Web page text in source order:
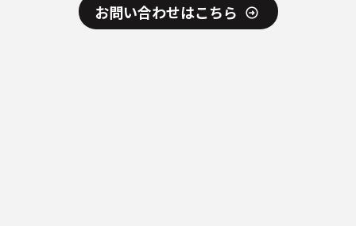
お問い合わせはこちら